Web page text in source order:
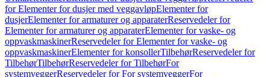
for Elementer for dusjer med veggavløpElementer for
dusjerElementer for armaturer og apparaterReservedeler for
Elementer for armaturer og apparaterElementer for vaske- og
oppvaskmaskinerReservedeler for Elementer for vaske- og
oppvaskmaskinerElementer for konsollerTilbehørReservedeler for
TilbehørTilbehørReservedeler for TilbehørFor
systemveggerReservedeler for For systemveggerFor